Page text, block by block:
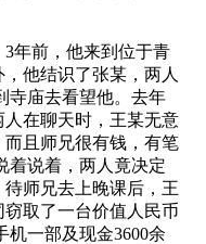
年前，他来到位于青
他结识了张某，两人
寺庙去看望他。去年
在聊天时，王某无意
且师兄很有钱，有笔
着说着，两人竟决定
师兄去上晚课后，王
取了一台价值人民币
机一部及现金3600余